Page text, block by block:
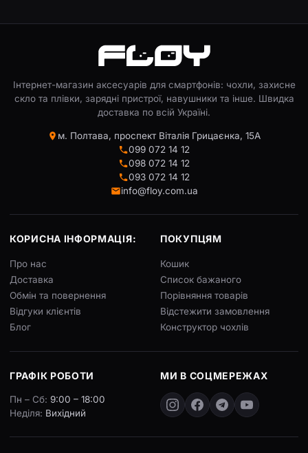
Інтернет-магазин аксесуарів для смартфонів: чохли, захисне
скло та плівки, зарядні пристрої, навушники та інше. Швидка
доставка по всій Україні.
м. Полтава, проспект Віталія Грицаєнка, 15А
099 072 14 12
098 072 14 12
093 072 14 12
info@floy.com.ua
КОРИСНА ІНФОРМАЦІЯ:
Про нас
Доставка
Обмін та повернення
Відгуки клієнтів
Блог
ПОКУПЦЯМ
Кошик
Список бажаного
Порівняння товарів
Відстежити замовлення
Конструктор чохлів
ГРАФІК РОБОТИ
Пн – Сб: 9:00 – 18:00
Неділя: Вихідний
МИ В СОЦМЕРЕЖАХ